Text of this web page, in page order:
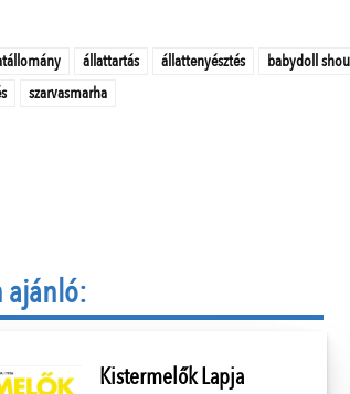
állattartás állattenyésztés babydoll
szarvasmarha
ajánló:
Kistermelők Lapja